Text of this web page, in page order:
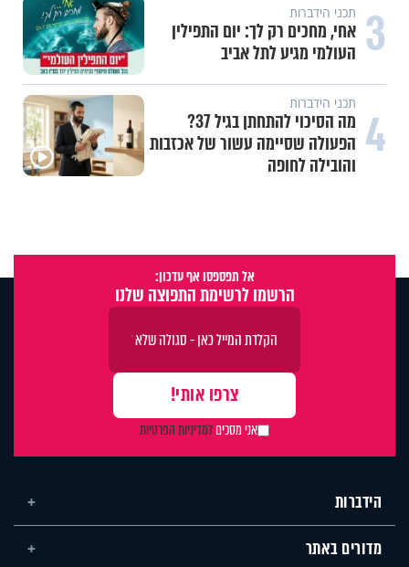
3 תכני הידברות
אחי, מחכים רק לך: יום התפילין
העולמי מגיע לתל אביב
4 תכני הידברות
מה הסיכוי להתחתן בגיל 37?
הפעולה שסיימה עשור של אכזבות
והובילה לחופה
אל תפספסו אף עדכון:
הרשמו לרשימת התפוצה שלנו
אני מסכיםלמדיניות הפרטיות
הידברות
מדורים באתר